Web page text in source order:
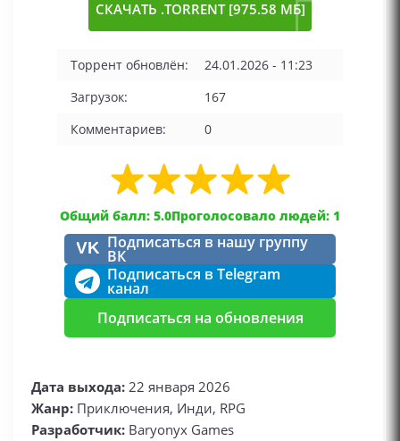
СКАЧАТЬ .TORRENT [975.58 МБ]
Торрент обновлён:
24.01.2026 - 11:23
Загрузок:
167
Комментариев:
0
Общий балл: 5.0Проголосовало людей: 1
VK Подписаться в нашу группу
ВК
Подписаться в Telegram
канал
Подписаться на обновления
Дата выхода: 22 января 2026
Жанр: Приключения, Инди, RPG
Разработчик: Baryonyx Games